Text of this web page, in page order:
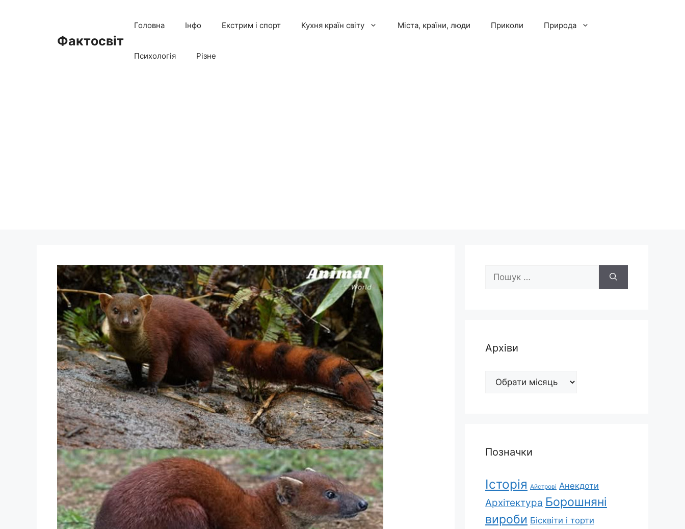
Фактосвіт
Головна Інфо Екстрим і спорт Кухня країн світу Міста, країни, люди Приколи Природа
Психологія Різне
Пошук:
Архіви
Архіви
Позначки
Історія Айстрові Анекдоти
Архітектура Борошняні
вироби Бісквіти і торти